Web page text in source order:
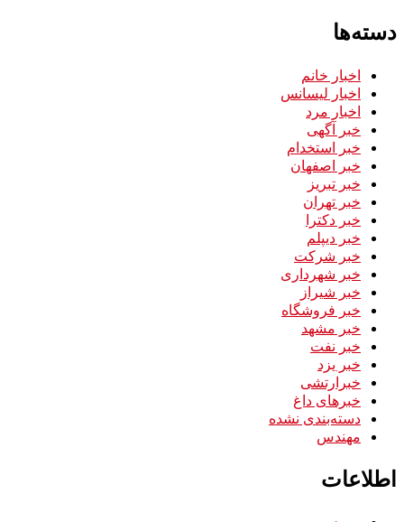
دسته‌ها
اخبار خانم
اخبار لیسانس
اخبار مرد
خبر آگهی
خبر استخدام
خبر اصفهان
خبر تبریز
خبر تهران
خبر دکترا
خبر دیپلم
خبر شرکت
خبر شهرداری
خبر شیراز
خبر فروشگاه
خبر مشهد
خبر نفت
خبر یزد
خبرارتشی
خبرهای داغ
دسته‌بندی نشده
مهندس
اطلاعات